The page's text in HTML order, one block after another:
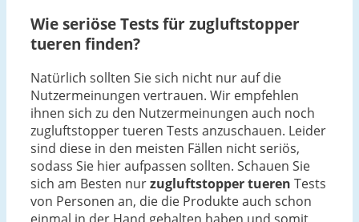
Wie seriöse Tests für zugluftstopper
tueren finden?
Natürlich sollten Sie sich nicht nur auf die
Nutzermeinungen vertrauen. Wir empfehlen
ihnen sich zu den Nutzermeinungen auch noch
zugluftstopper tueren Tests anzuschauen. Leider
sind diese in den meisten Fällen nicht seriös,
sodass Sie hier aufpassen sollten. Schauen Sie
sich am Besten nurzugluftstopper tueren Tests
von Personen an, die die Produkte auch schon